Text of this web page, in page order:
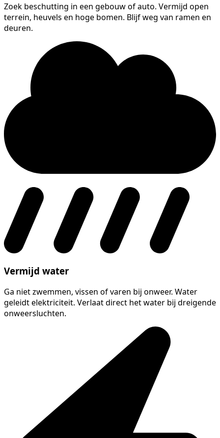
Zoek beschutting in een gebouw of auto. Vermijd open
terrein, heuvels en hoge bomen. Blijf weg van ramen en
deuren.
Vermijd water
Ga niet zwemmen, vissen of varen bij onweer. Water
geleidt elektriciteit. Verlaat direct het water bij dreigende
onweersluchten.